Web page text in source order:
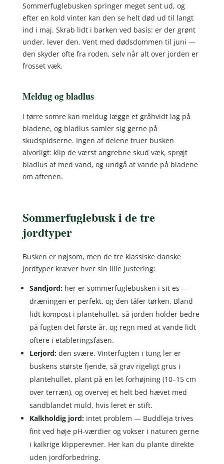
Sommerfuglebusken springer meget sent ud, og
efter en kold vinter kan den se helt død ud til langt
ind i maj. Skrab lidt i barken ved basis: er der grønt
under, lever den. Vent med dødsdommen til juni —
den skyder ofte fra roden, selv når alt over jorden er
frosset væk.
Meldug og bladlus
I tørre somre kan meldug lægge et gråhvidt lag på
bladene, og bladlus samler sig gerne på
skudspidserne. Ingen af delene truer busken
alvorligt: klip de værst angrebne skud væk, sprøjt
bladlus af med vand, og undgå at vande på bladene
om aftenen.
Sommerfuglebusk i de tre
jordtyper
Busken er nøjsom, men de tre klassiske danske
jordtyper kræver hver sin lille justering:
Sandjord:her er sommerfuglebusken i sit es —
dræningen er perfekt, og den tåler tørken. Bland
lidt kompost i plantehullet, så jorden holder bedre
på fugten det første år, og regn med at vande lidt
oftere i etableringsfasen.
Lerjord:den svære. Vinterfugten i tung ler er
buskens største fjende, så grav rigeligt grus i
plantehullet, plant på en let forhøjning (10–15 cm
over terræn), og overvej et helt bed hævet med
sandblandet muld, hvis leret er stift.
Kalkholdig jord:intet problem — Buddleja trives
fint ved høje pH-værdier og vokser i naturen gerne
i kalkrige klipperevner. Her kan du plante direkte
uden jordforbedring.